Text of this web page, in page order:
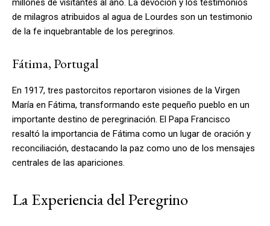
de milagros atribuidos al agua de Lourdes son un testimonio
de la fe inquebrantable de los peregrinos.
Fátima, Portugal
En 1917, tres pastorcitos reportaron visiones de la Virgen
María en Fátima, transformando este pequeño pueblo en un
importante destino de peregrinación. El Papa Francisco
resaltó la importancia de Fátima como un lugar de oración y
reconciliación, destacando la paz como uno de los mensajes
centrales de las apariciones.
La Experiencia del Peregrino